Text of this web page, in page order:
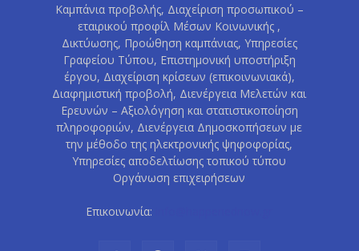
Καμπάνια προβολής, Διαχείριση προσωπικού –
εταιρικού προφίλ Μέσων Κοινωνικής ,
Δικτύωσης, Προώθηση καμπάνιας, Υπηρεσίες
Γραφείου Τύπου, Επιστημονική υποστήριξη
έργου, Διαχείριση κρίσεων (επικοινωνιακά),
Διαφημιστική προβολή, Διενέργεια Μελετών και
Ερευνών – Αξιολόγηση και στατιστικοποίηση
πληροφοριών, Διενέργεια Δημοσκοπήσεων με
την μέθοδο της ηλεκτρονικής ψηφοφορίας,
Υπηρεσίες αποδελτίωσης τοπικού τύπου
Οργάνωση επιχειρήσεων
Επικοινωνία: